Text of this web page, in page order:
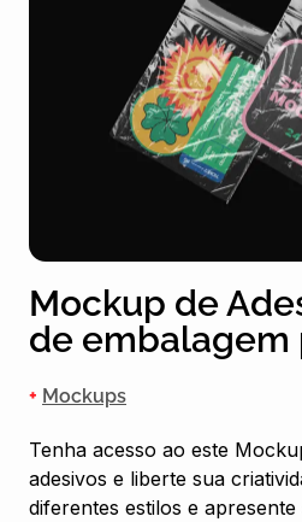
Mockup de
de embalagem
+ Mockups
Tenha acesso ao este
adesivos e liberte sua
diferentes estilos e